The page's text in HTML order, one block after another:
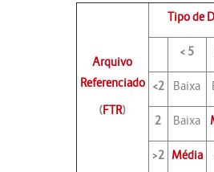
Arquivo
Referenciado
(FTR)
Tipo de
< 5
<2 Baixa
2 Baixa
>2 Média